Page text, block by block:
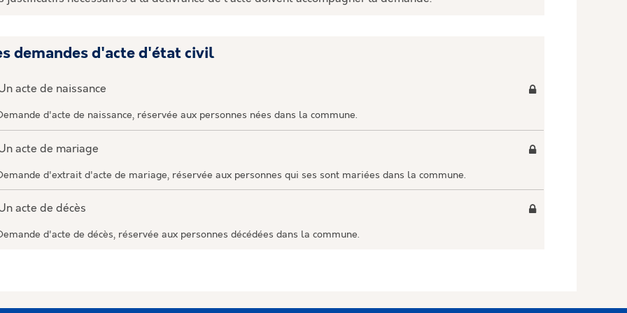
demandes d'acte d'état civil
acte de naissance
d'acte de naissance, réservée aux personnes nées dans la commune.
acte de mariage
d'extrait d'acte de mariage, réservée aux personnes qui ses sont mariées dans la commune.
acte de décès
d'acte de décès, réservée aux personnes décédées dans la commune.